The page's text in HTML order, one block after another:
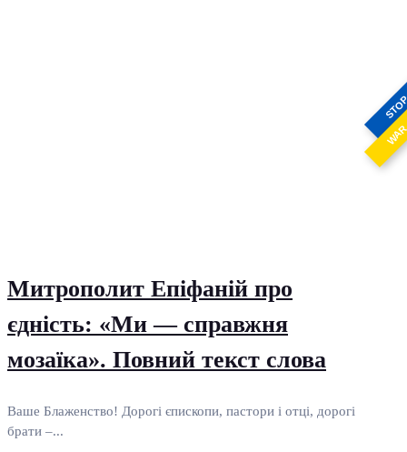
Митрополит Епіфаній про
єдність: «Ми — справжня
мозаїка». Повний текст слова
Ваше Блаженство! Дорогі єпископи, пастори і отці, дорогі
брати –...